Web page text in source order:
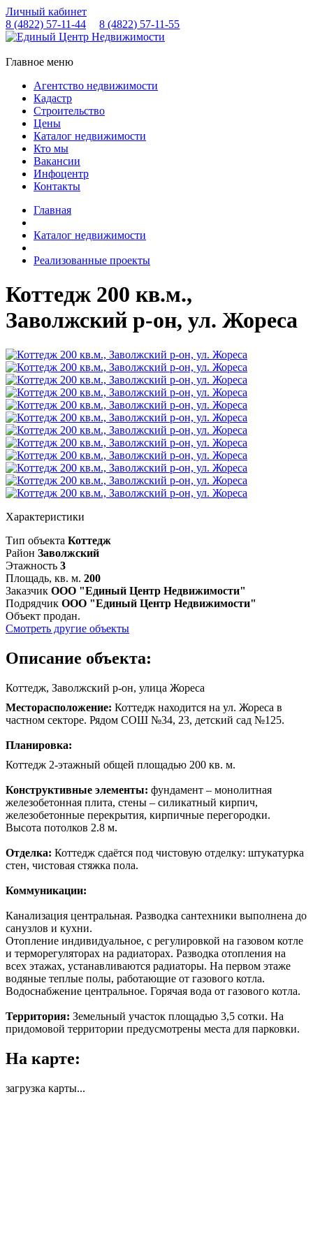
Личный кабинет
8 (4822) 57-11-44 8 (4822) 57-11-55
Главное меню
Агентство недвижимости
Кадастр
Строительство
Цены
Каталог недвижимости
Кто мы
Вакансии
Инфоцентр
Контакты
Главная
Каталог недвижимости
Реализованные проекты
Коттедж 200 кв.м.,
Заволжский р-он, ул. Жореса
Характеристики
Тип объекта Коттедж
Район Заволжский
Этажность 3
Площадь, кв. м. 200
Заказчик ООО "Единый Центр Недвижимости"
Подрядчик ООО "Единый Центр Недвижимости"
Объект продан.
Смотреть другие объекты
Описание объекта:
Коттедж, Заволжский р-он, улица Жореса
Месторасположение: Коттедж находится на ул. Жореса в
частном секторе. Рядом СОШ №34, 23, детский сад №125.
Планировка:
Коттедж 2-этажный общей площадью 200 кв. м.
Конструктивные элементы: фундамент – монолитная
железобетонная плита, стены – силикатный кирпич,
железобетонные перекрытия, кирпичные перегородки.
Высота потолков 2.8 м.
Отделка: Коттедж сдаётся под чистовую отделку: штукатурка
стен, чистовая стяжка пола.
Коммуникации:
Канализация центральная. Разводка сантехники выполнена до
санузлов и кухни.
Отопление индивидуальное, с регулировкой на газовом котле
и терморегуляторах на радиаторах. Разводка отопления на
всех этажах, устанавливаются радиаторы. На первом этаже
водяные теплые полы, работающие от газового котла.
Водоснабжение центральное. Горячая вода от газового котла.
Территория: Земельный участок площадью 3,5 сотки. На
придомовой территории предусмотрены места для парковки.
На карте:
загрузка карты...